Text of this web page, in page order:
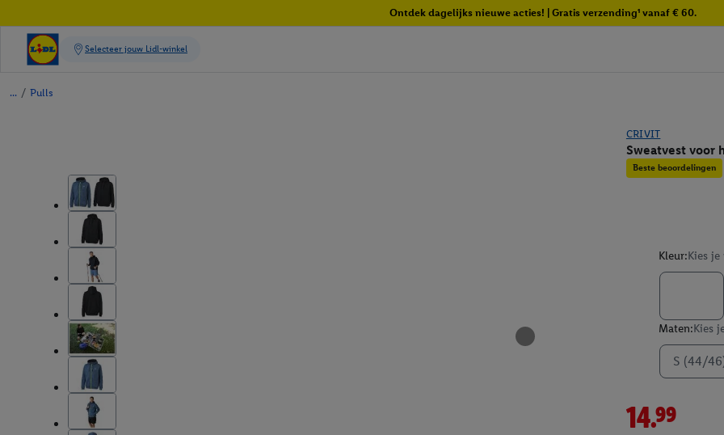
Ontdek dagelijks nieuwe acties! | Gratis verzending¹ vanaf € 60.
/ Pulls
CRIVIT
Sweatvest voor
Beste beoordelingen
Kleur:Kies
Maten:Kies
S (44/
14.99